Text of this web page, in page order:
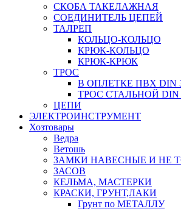
СКОБА ТАКЕЛАЖНАЯ
СОЕДИНИТЕЛЬ ЦЕПЕЙ
ТАЛРЕП
КОЛЬЦО-КОЛЬЦО
КРЮК-КОЛЬЦО
КРЮК-КРЮК
ТРОС
В ОПЛЕТКЕ ПВХ DIN
ТРОС СТАЛЬНОЙ DIN
ЦЕПИ
ЭЛЕКТРОИНСТРУМЕНТ
Хозтовары
Ведра
Ветошь
ЗАМКИ НАВЕСНЫЕ И НЕ
ЗАСОВ
КЕЛЬМА, МАСТЕРКИ
КРАСКИ, ГРУНТ,ЛАКИ
Грунт по МЕТАЛЛУ